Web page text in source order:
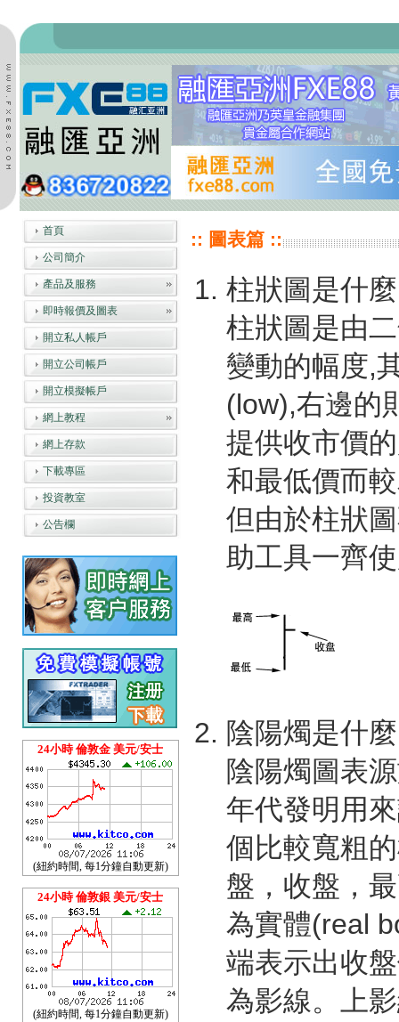
首頁
公司簡介
產品及服務
即時報價及圖表
開立私人帳戶
開立公司帳戶
開立模擬帳戶
網上教程
網上存款
下載專區
投資教室
公告欄
24小時 倫敦金 美元/安士
(紐約時間, 每1分鐘自動更新)
24小時 倫敦銀 美元/安士
(紐約時間, 每1分鐘自動更新)
:: 圖表篇 ::
柱狀圖是什
柱狀圖是由
變動的幅度,
(low),右邊的
提供收市價
和最低價而
但由於柱狀
助工具一齊
陰陽燭是什
陰陽燭圖表
年代發明用
個比較寬粗
盤，收盤，
為實體(real
端表示出收
為影線。上